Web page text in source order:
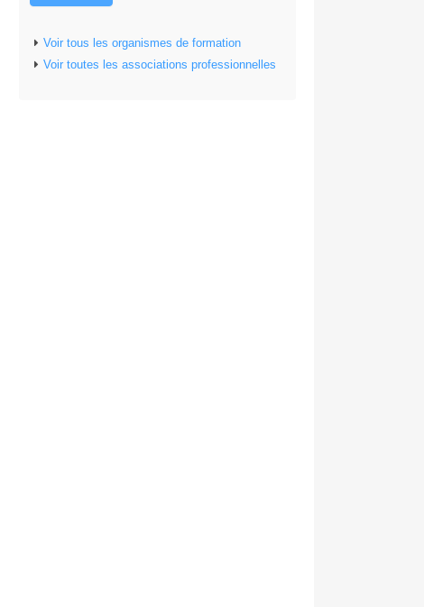
Voir tous les organismes de formation
Voir toutes les associations professionnelles